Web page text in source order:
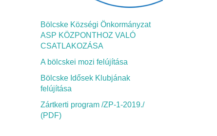
Bölcske Községi Önkormányzat
ASP KÖZPONTHOZ VALÓ
CSATLAKOZÁSA
A bölcskei mozi felújítása
Bölcske Idősek Klubjának
felújítása
Zártkerti program /ZP-1-2019./
(PDF)